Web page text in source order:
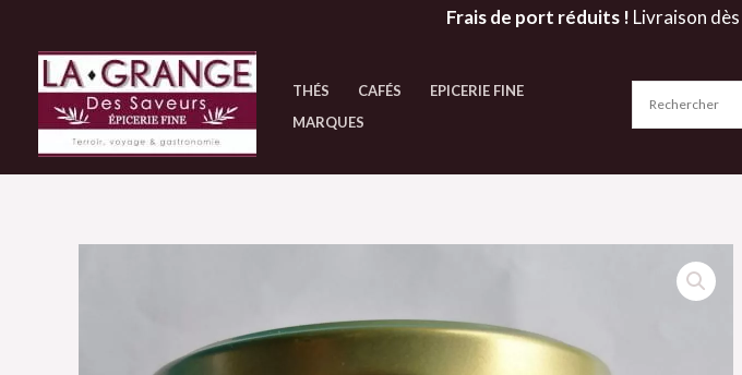
contenu
Frais de port réduits ! Livraison dès
THÉS CAFÉS
EPICERIE FINE
MARQUES